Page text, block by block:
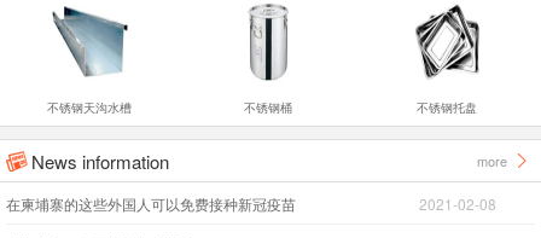
不锈钢天沟水槽 不锈钢桶 不锈钢托盘
 News information more 
在柬埔寨的这些外国人可以免费接种新冠疫苗 2021-02-08